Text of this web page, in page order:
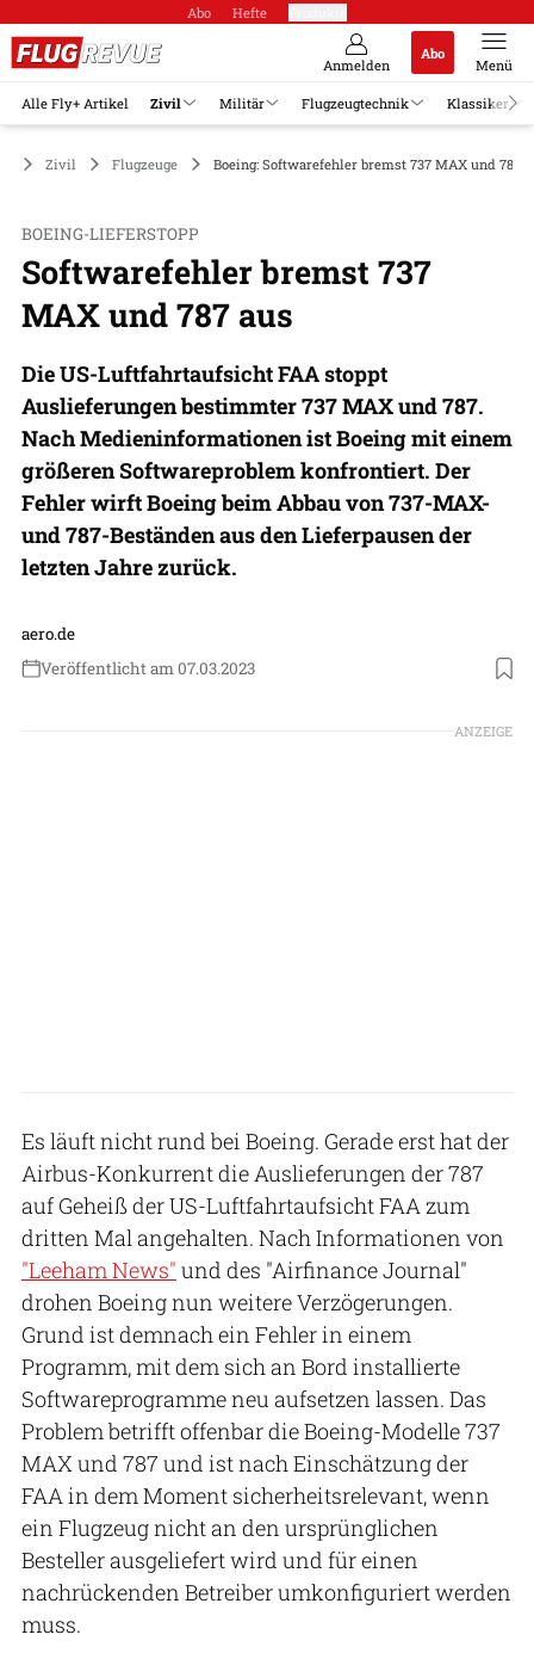
Abo Hefte
Anmelden
Abo
Menü
Alle Fly+ Artikel Zivil Militär Flugzeugtechnik Klassiker
Zivil Flugzeuge Boeing: Softwarefehler bremst 737 MAX und 787
BOEING-LIEFERSTOPP
Softwarefehler bremst 737
MAX und 787 aus
Die US-Luftfahrtaufsicht FAA stoppt
Auslieferungen bestimmter 737 MAX und 787.
Nach Medieninformationen ist Boeing mit einem
größeren Softwareproblem konfrontiert. Der
Fehler wirft Boeing beim Abbau von 737-MAX-
und 787-Beständen aus den Lieferpausen der
letzten Jahre zurück.
aero.de
Veröffentlicht am 07.03.2023
Foto: Boeing
ANZEIGE
Es läuft nicht rund bei Boeing. Gerade erst hat der
Airbus-Konkurrent die Auslieferungen der 787
auf Geheiß der US-Luftfahrtaufsicht FAA zum
dritten Mal angehalten. Nach Informationen von
"Leeham News" und des "Airfinance Journal"
drohen Boeing nun weitere Verzögerungen.
Grund ist demnach ein Fehler in einem
Programm, mit dem sich an Bord installierte
Softwareprogramme neu aufsetzen lassen. Das
Problem betrifft offenbar die Boeing-Modelle 737
MAX und 787 und ist nach Einschätzung der
FAA in dem Moment sicherheitsrelevant, wenn
ein Flugzeug nicht an den ursprünglichen
Besteller ausgeliefert wird und für einen
nachrückenden Betreiber umkonfiguriert werden
muss.